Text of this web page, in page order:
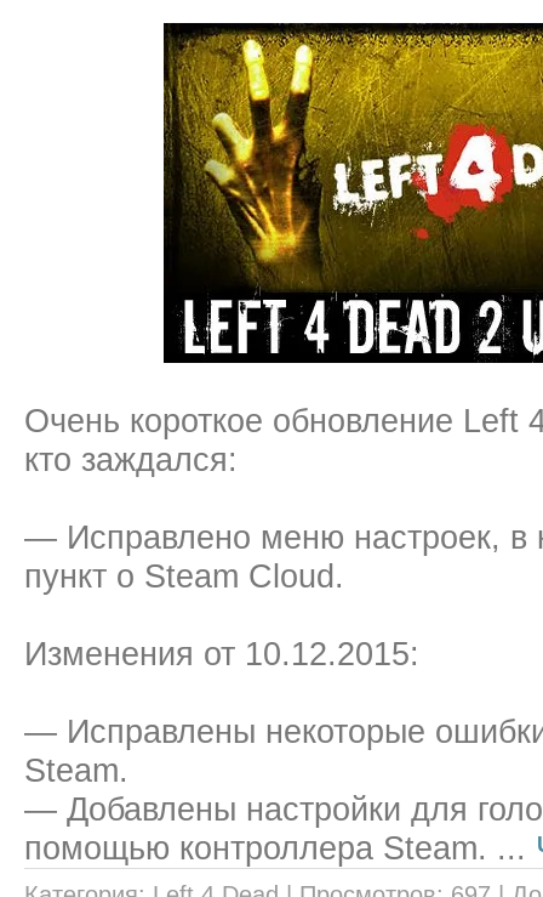
Очень короткое обновление Left
кто заждался:
— Исправлено меню настроек, в
пункт о Steam Cloud.
Изменения от 10.12.2015:
— Исправлены некоторые
Steam.
— Добавлены настройки для
помощью контроллера Steam. ...